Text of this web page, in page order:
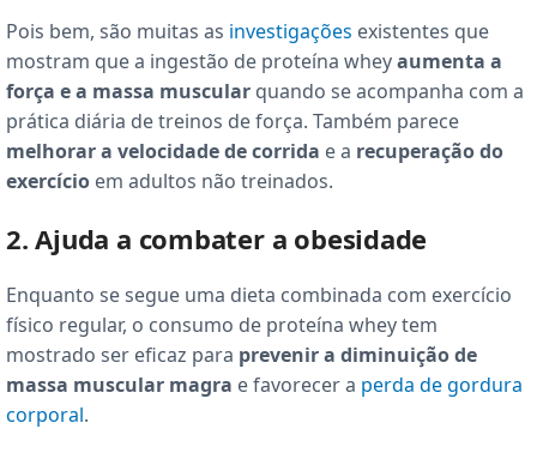
Pois bem, são muitas as investigações existentes que
mostram que a ingestão de proteína wheyaumenta a
força e a massa muscular quando se acompanha com a
prática diária de treinos de força. Também parece
melhorar a velocidade de corrida e a recuperação do
exercício em adultos não treinados.
2. Ajuda a combater a obesidade
Enquanto se segue uma dieta combinada com exercício
físico regular, o consumo de proteína whey tem
mostrado ser eficaz para prevenir a diminuição de
massa muscular magra e favorecer a perda de gordura
corporal.